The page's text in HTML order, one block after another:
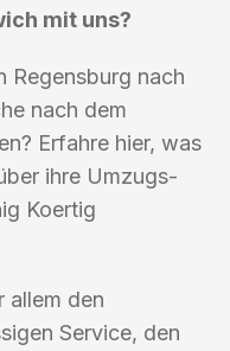
mit uns?
Regensburg nach
nach dem
Erfahre hier, was
ihre Umzugs-
Koertig
allem den
Service, den